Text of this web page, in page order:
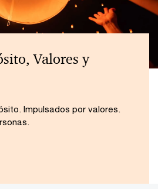
Valores y
Impulsados por valores.